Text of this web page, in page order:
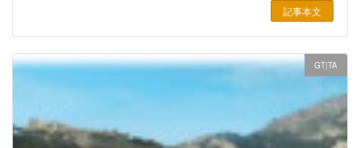
記事本文
GT|TA